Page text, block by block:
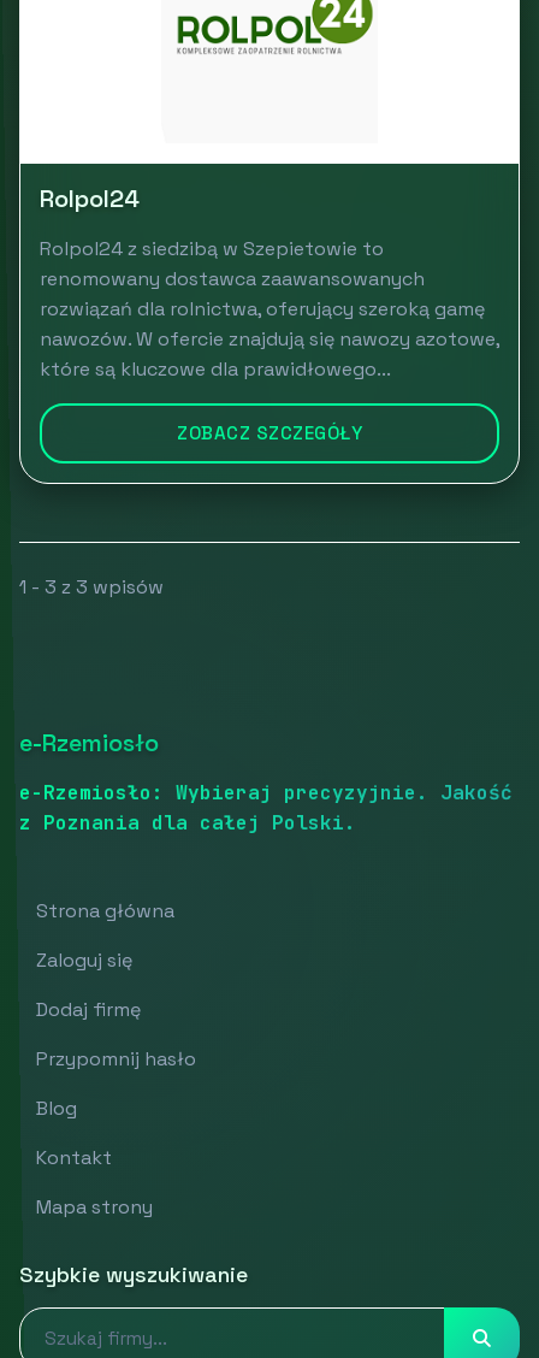
Rolpol24
Rolpol24 z siedzibą w Szepietowie to
renomowany dostawca zaawansowanych
rozwiązań dla rolnictwa, oferujący szeroką gamę
nawozów. W ofercie znajdują się nawozy azotowe,
które są kluczowe dla prawidłowego...
ZOBACZ SZCZEGÓŁY
1 - 3 z 3 wpisów
e-Rzemiosło
e-Rzemiosło: Wybieraj precyzyjnie. Jakość
z Poznania dla całej Polski.
Strona główna
Zaloguj się
Dodaj firmę
Przypomnij hasło
Blog
Kontakt
Mapa strony
Szybkie wyszukiwanie